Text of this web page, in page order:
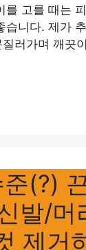
를 고를 때는
습니다. 제가
질러가며 깨끗
(?)
발/머
제거